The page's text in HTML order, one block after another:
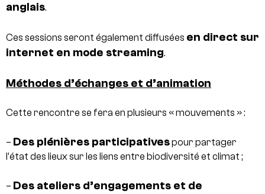
anglais.
Ces sessions seront également diffusées en direct sur
internet en mode streaming.
Méthodes d’échanges et d’animation
Cette rencontre se fera en plusieurs « mouvements » :
– Des plénières participativespour partager
l’état des lieux sur les liens entre biodiversité et climat ;
– Des ateliers d’engagements et de